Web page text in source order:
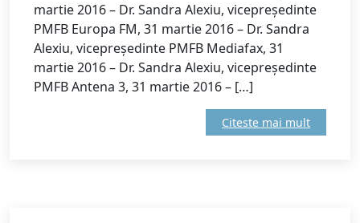
martie 2016 – Dr. Sandra Alexiu, vicepreședinte
PMFB Europa FM, 31 martie 2016 – Dr. Sandra
Alexiu, vicepreședinte PMFB Mediafax, 31
martie 2016 – Dr. Sandra Alexiu, vicepreședinte
PMFB Antena 3, 31 martie 2016 – […]
Citeste mai mult